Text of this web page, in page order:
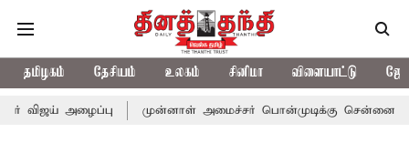
தமிழகம் தேசியம் உலகம் சினிமா விளையாட்டு
விஜய் அழைப்பு முன்னாள் அமைச்சர் பொன்முடிக்கு சென்னை